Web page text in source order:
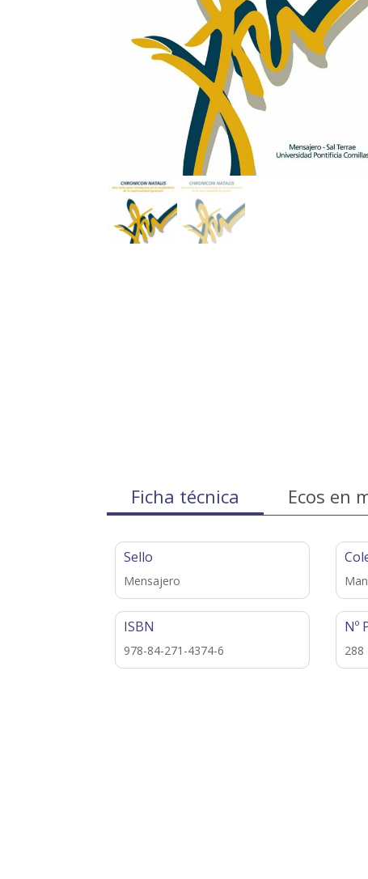
Ficha técnica Ecos en
Sello
Mensajero
ISBN
978-84-271-4374-6
Nº
288